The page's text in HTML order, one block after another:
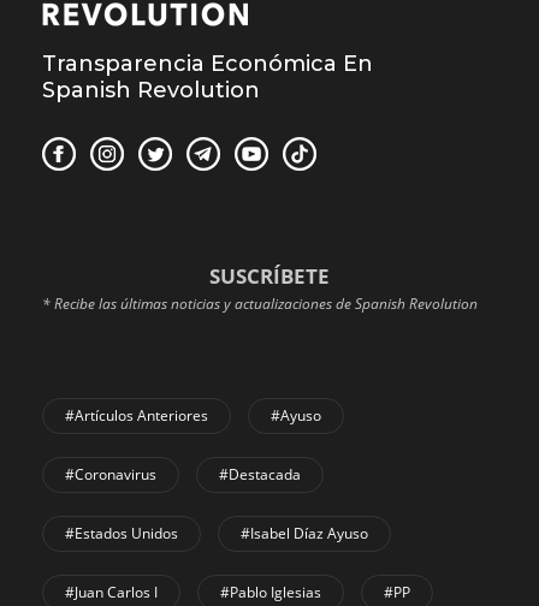
Transparencia Económica En
Spanish Revolution
SUSCRÍBETE
* Recibe las últimas noticias y actualizaciones de Spanish Revolution
#Artículos Anteriores #Ayuso
#coronavirus #Destacada
#Estados Unidos #Isabel Díaz Ayuso
#Juan Carlos I #Pablo Iglesias #PP